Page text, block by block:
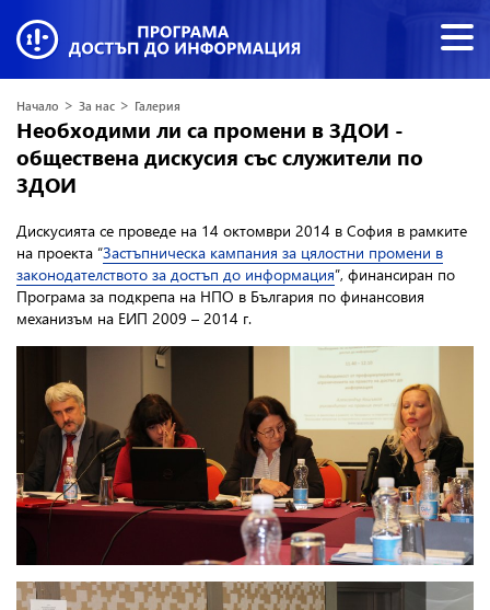
Начало > За нас > Галерия
Необходими ли са промени в ЗДОИ -
обществена дискусия със служители по
ЗДОИ
Дискусията се проведе на 14 октомври 2014 в София в рамките
на проекта “Застъпническа кампания за цялостни промени в
законодателството за достъп до информация”, финансиран по
Програма за подкрепа на НПО в България по финансовия
механизъм на ЕИП 2009 – 2014 г.